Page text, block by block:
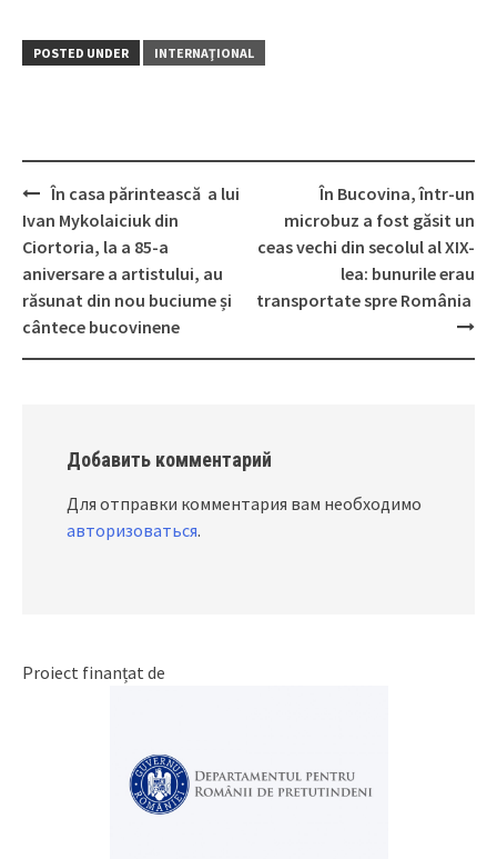
POSTED UNDER INTERNAŢIONAL
Post
navigation
În casa părintească a lui
Ivan Mykolaiciuk din
Ciortoria, la a 85-a
aniversare a artistului, au
răsunat din nou buciume și
cântece bucovinene
În Bucovina, într-un
microbuz a fost găsit un
ceas vechi din secolul al XIX-
lea: bunurile erau
transportate spre România
Добавить комментарий
Для отправки комментария вам необходимо
авторизоваться.
Proiect finanțat de